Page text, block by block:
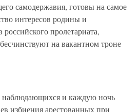
самодержавия, готовы на самое
интересов родины и
пролетариата,
на вакантном троне
наблюдающихся и каждую ночь
избиения арестованных при